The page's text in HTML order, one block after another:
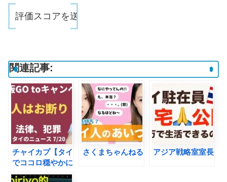
関連記事:
チャイカプ【タイ
でココロ穏やかに
生きる】
さくまちゃんねる アジア戦略室室長